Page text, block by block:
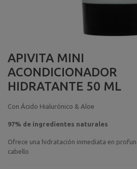
APIVITA MINI
ACONDICIONADOR
HIDRATANTE 50 ML
Con Ácido Hialurónico & Aloe
97% de ingredientes naturales
Ofrece una hidratación inmediata en
cabello